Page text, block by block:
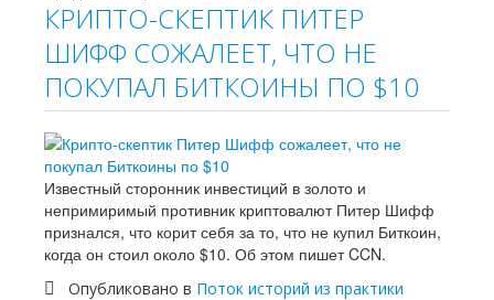
КРИПТО-СКЕПТИК ПИТЕР
ШИФФ СОЖАЛЕЕТ, ЧТО НЕ
ПОКУПАЛ БИТКОИНЫ ПО $10
Известный сторонник инвестиций в золото и
непримиримый противник криптовалют Питер Шифф
признался, что корит себя за то, что не купил Биткоин,
когда он стоил около $10. Об этом пишет CCN.
Опубликовано в Поток историй из практики